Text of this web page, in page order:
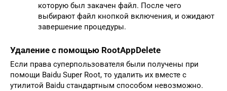
которую был закачен файл. После чего
выбирают файл кнопкой включения, и ожидают
завершение процедуры.
Удаление с помощью RootAppDelete
Если права суперпользователя были получены при
помощи Baidu Super Root, то удалить их вместе с
утилитой Baidu стандартным способом невозможно.